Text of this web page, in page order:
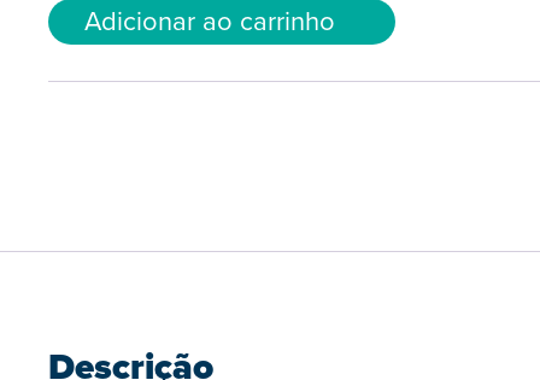
Adicionar ao carrinho
Descrição